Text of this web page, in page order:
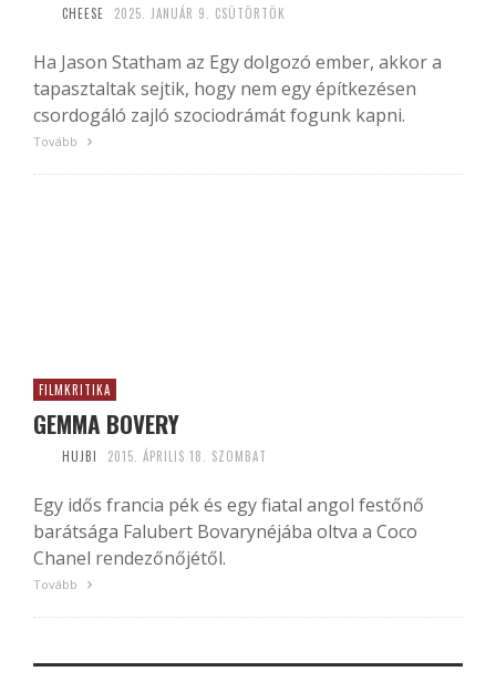
CHEESE 2025. JANUÁR 9. CSÜTÖRTÖK
Ha Jason Statham az Egy dolgozó ember, akkor a
tapasztaltak sejtik, hogy nem egy építkezésen
csordogáló zajló szociodrámát fogunk kapni.
Tovább
FILMKRITIKA
GEMMA BOVERY
HUJBI 2015. ÁPRILIS 18. SZOMBAT
Egy idős francia pék és egy fiatal angol festőnő
barátsága Falubert Bovarynéjába oltva a Coco
Chanel rendezőnőjétől.
Tovább